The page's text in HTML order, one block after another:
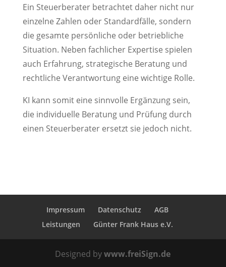
Ein Steuerberater betrachtet daher nicht nur
einzelne Zahlen oder Standardfälle, sondern
die gesamte persönliche oder betriebliche
Situation. Neben fachlicher Expertise spielen
auch Erfahrung, strategische Beratung und
rechtliche Verantwortung eine wichtige Rolle.
KI kann somit eine sinnvolle Ergänzung sein,
die individuelle Beratung und Prüfung durch
einen Steuerberater ersetzt sie jedoch nicht.
Impressum Datenschutz
AGB
Leistungen
Günter Frank Haus e.V.
Designed bywww.freiSign.de